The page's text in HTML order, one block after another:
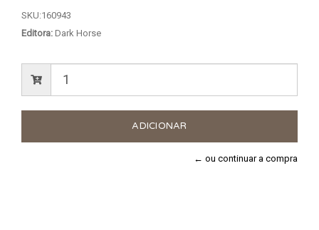
SKU:160943
Editora: Dark Horse
← ou continuar a compra